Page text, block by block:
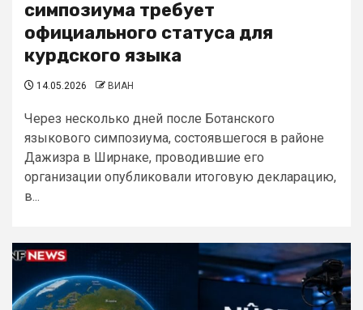
симпозиума требует
официального статуса для
курдского языка
14.05.2026 ВИАН
Через несколько дней после Ботанского
языкового симпозиума, состоявшегося в районе
Дажизра в Ширнаке, проводившие его
организации опубликовали итоговую декларацию,
в...